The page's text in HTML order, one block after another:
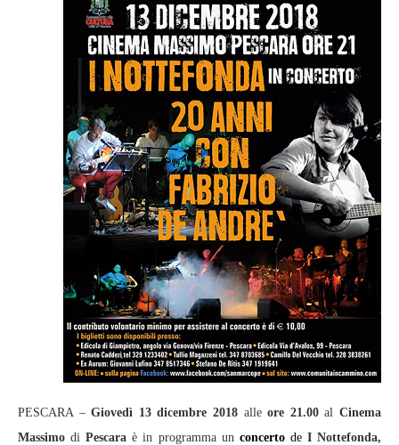
PESCARA –Giovedì 13 dicembre 2018 alleore 21.00al Cinema
Massimo diPescara è in programma unconcerto de I Nottefonda,